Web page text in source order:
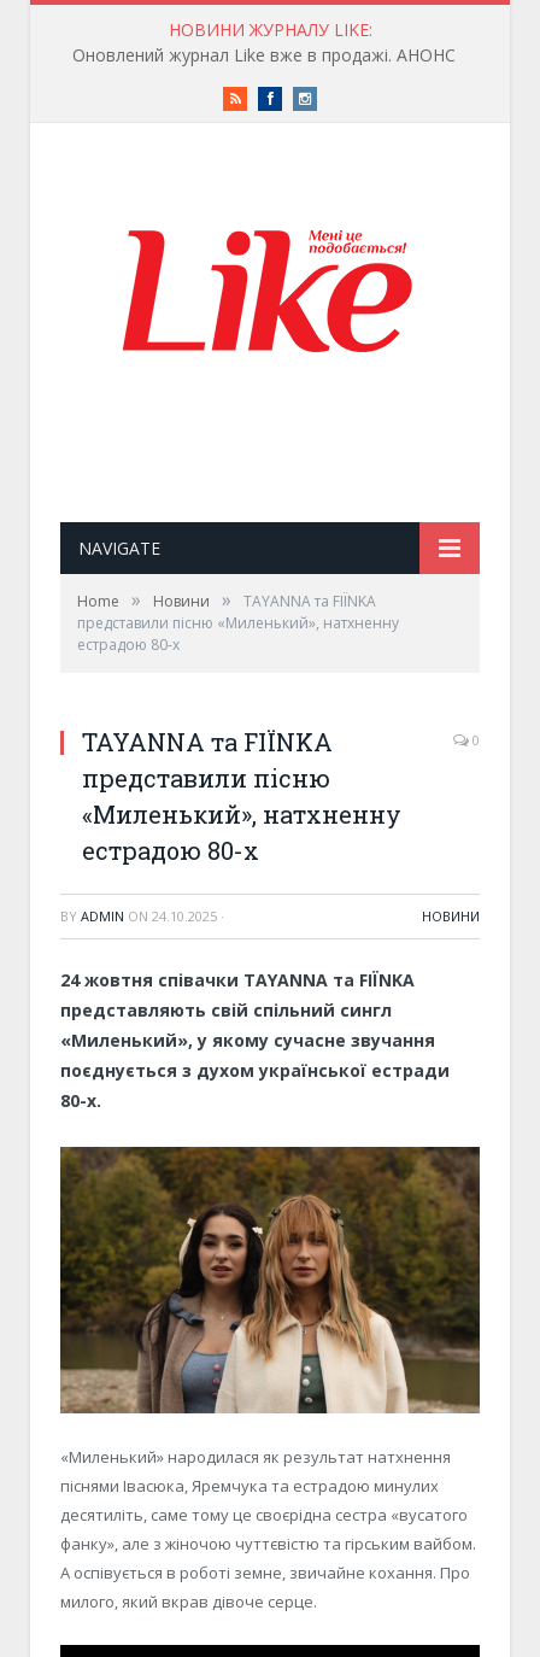
НОВИНИ ЖУРНАЛУ LIKE:
Оновлений журнал Like вже в продажі. АНОНС
RSS FacebookInstagram
NAVIGATE
Home » Новини »
TAYANNA та FIÏNKA
представили пісню «Миленький», натхненну
естрадою 80-х
TAYANNA та FIÏNKA
представили пісню
«Миленький», натхненну
естрадою 80-х
0
BY ADMIN ON 24.10.2025 · НОВИНИ
24 жовтня співачки TAYANNA та FIÏNKA
представляють свій спільний сингл
«Миленький», у якому сучасне звучання
поєднується з духом української естради
80-х.
«Миленький» народилася як результат натхнення
піснями Івасюка, Яремчука та естрадою минулих
десятиліть, саме тому це своєрідна сестра «вусатого
фанку», але з жіночою чуттєвістю та гірським вайбом.
А оспівується в роботі земне, звичайне кохання. Про
милого, який вкрав дівоче серце.